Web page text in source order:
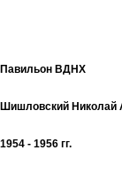
Павильон ВДНХ
Шишловский Николай
1954 - 1956 гг.